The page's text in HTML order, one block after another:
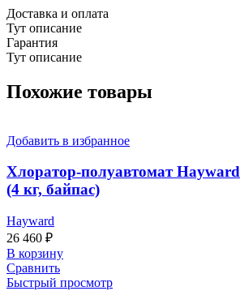
Доставка и оплата
Тут описание
Гарантия
Тут описание
Похожие товары
Добавить в избранное
Хлоратор-полуавтомат
(4 кг, байпас)
Hayward
26 460 ₽
В корзину
Сравнить
Быстрый просмотр